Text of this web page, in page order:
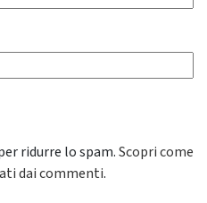
ridurre lo spam.Scopri come
dai commenti.